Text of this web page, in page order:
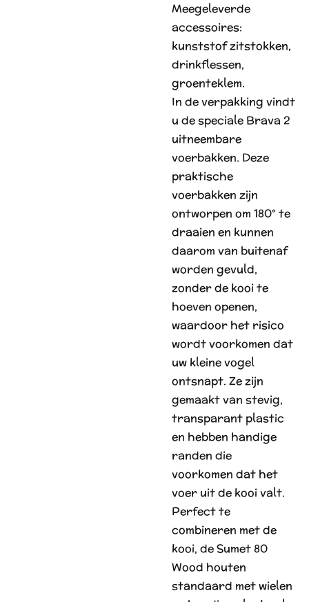
Meegeleverde
accessoires:
kunststof zitstokken,
drinkflessen,
groenteklem.
In de verpakking vindt
u de speciale Brava 2
uitneembare
voerbakken. Deze
praktische
voerbakken zijn
ontworpen om 180° te
draaien en kunnen
daarom van buitenaf
worden gevuld,
zonder de kooi te
hoeven openen,
waardoor het risico
wordt voorkomen dat
uw kleine vogel
ontsnapt. Ze zijn
gemaakt van stevig,
transparant plastic
en hebben handige
randen die
voorkomen dat het
voer uit de kooi valt.
Perfect te
combineren met de
kooi, de Sumet 80
Wood houten
standaard met wielen